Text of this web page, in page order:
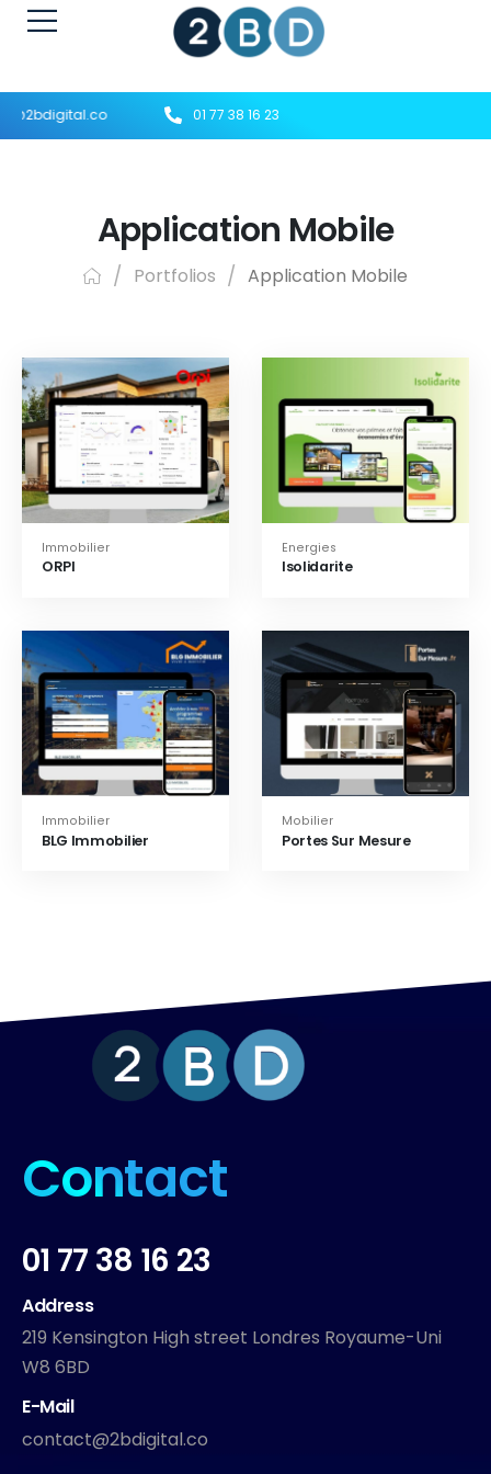
01 77 38 16 23
Application Mobile
/ Portfolios / Application Mobile
Immobilier
ORPI
Energies
Isolidarite
Immobilier
BLG Immobilier
Mobilier
Portes Sur Mesure
Contact
01 77 38 16 23
Address
219 Kensington High street Londres Royaume-Uni
W8 6BD
E-Mail
contact@2bdigital.co